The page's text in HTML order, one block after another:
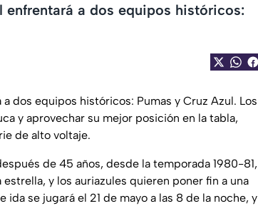
a dos equipos históricos:
dos equipos históricos: Pumas y Cruz Azul. Los
y aprovechar su mejor posición en la tabla,
de alto voltaje.
de 45 años, desde la temporada 1980-81,
y los auriazules quieren poner fin a una
se jugará el 21 de mayo a las 8 de la noche, y